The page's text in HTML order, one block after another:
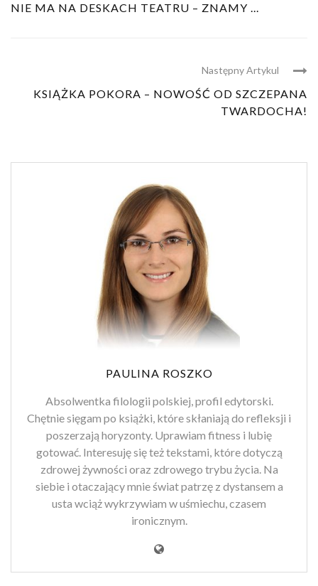
NIE MA NA DESKACH TEATRU – ZNAMY ...
Następny Artykul
KSIĄŻKA POKORA – NOWOŚĆ OD SZCZEPANA
TWARDOCHA!
PAULINA ROSZKO
Absolwentka filologii polskiej, profil edytorski.
Chętnie sięgam po książki, które skłaniają do refleksji i
poszerzają horyzonty. Uprawiam fitness i lubię
gotować. Interesuję się też tekstami, które dotyczą
zdrowej żywności oraz zdrowego trybu życia. Na
siebie i otaczający mnie świat patrzę z dystansem a
usta wciąż wykrzywiam w uśmiechu, czasem
ironicznym.